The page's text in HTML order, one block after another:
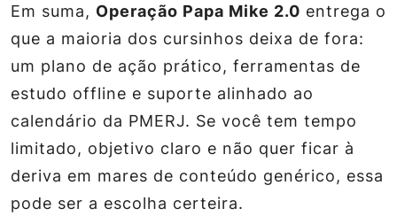
Em suma, Operação Papa Mike 2.0 entrega o
que a maioria dos cursinhos deixa de fora:
um plano de ação prático, ferramentas de
estudo offline e suporte alinhado ao
calendário da PMERJ. Se você tem tempo
limitado, objetivo claro e não quer ficar à
deriva em mares de conteúdo genérico, essa
pode ser a escolha certeira.